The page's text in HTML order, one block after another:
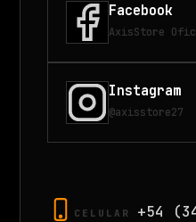
Facebook
AxisStore
Instagram
@axisstore27
CELULAR +54